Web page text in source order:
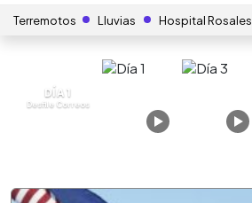
Terremotos Lluvias Hospital Rosales
DÍA 1
Desfile Correos